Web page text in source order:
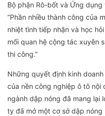
Bộ phận Rô-bốt và Ứng dụng
“Phần nhiều thành công của
nhiệt tình tiếp nhận và học
mối quan hệ cộng tác xuyên
thi công.”
Những quyết định kinh
của nền công nghiệp ô tô nội
ngành dập nóng đã mang lại
ty đã mở một cơ sở dập nóng